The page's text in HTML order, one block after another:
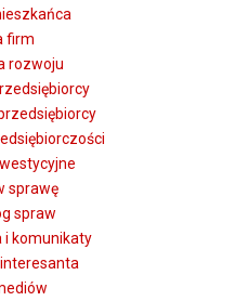
firm
rozwoju
sprawę
spraw
i komunikaty